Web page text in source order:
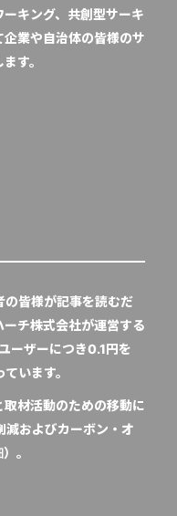
キング、共創型サーキ
業や自治体の皆様のサ
す。
皆様が記事を読むだ
チ株式会社が運営する
ーザーにつき0.1円を
います。
材活動のための移動に
減およびカーボン・オ
）。